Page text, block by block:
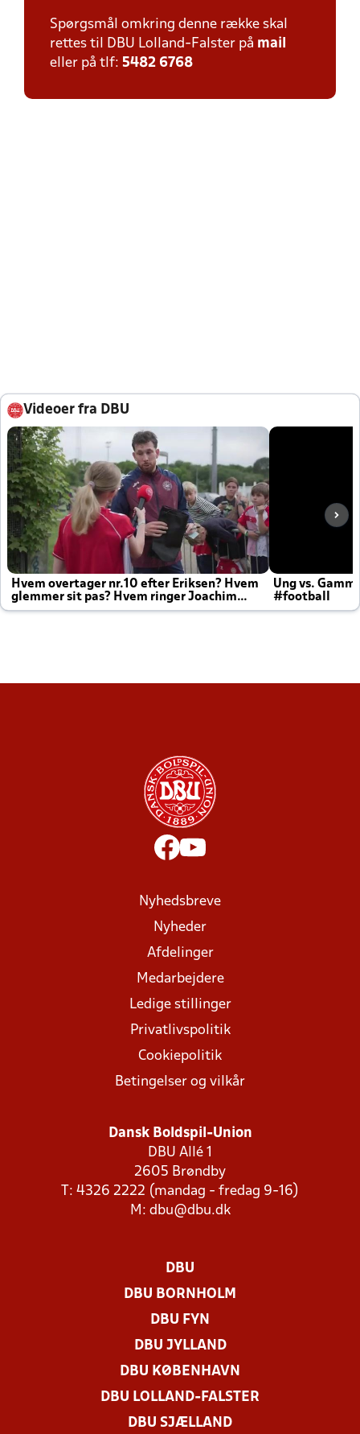
Spørgsmål omkring denne række skal
rettes til DBU Lolland-Falster på mail
eller på tlf: 5482 6768
Videoer fra DBU
Hvem overtager nr.10 efter Eriksen? Hvem
glemmer sit pas? Hvem ringer Joachim
altid til efter kampe?
Ung vs.
#football
Nyhedsbreve
Nyheder
Afdelinger
Medarbejdere
Ledige stillinger
Privatlivspolitik
Cookiepolitik
Betingelser og vilkår
Dansk Boldspil-Union
DBU Allé 1
2605 Brøndby
T: 4326 2222 (mandag - fredag 9-16)
M: dbu@dbu.dk
DBU
DBU BORNHOLM
DBU FYN
DBU JYLLAND
DBU KØBENHAVN
DBU LOLLAND-FALSTER
DBU SJÆLLAND